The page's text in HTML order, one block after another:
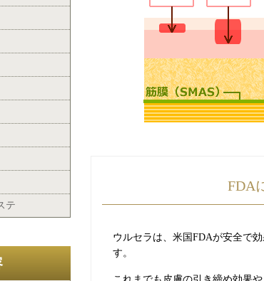
FDA
ウルセラは、米国FDAが安全で
す。
テ